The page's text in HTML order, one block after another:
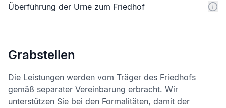
Überführung der Urne zum Friedhof
Grabstellen
Die Leistungen werden vom Träger des Friedhofs
gemäß separater Vereinbarung erbracht. Wir
unterstützen Sie bei den Formalitäten, damit der